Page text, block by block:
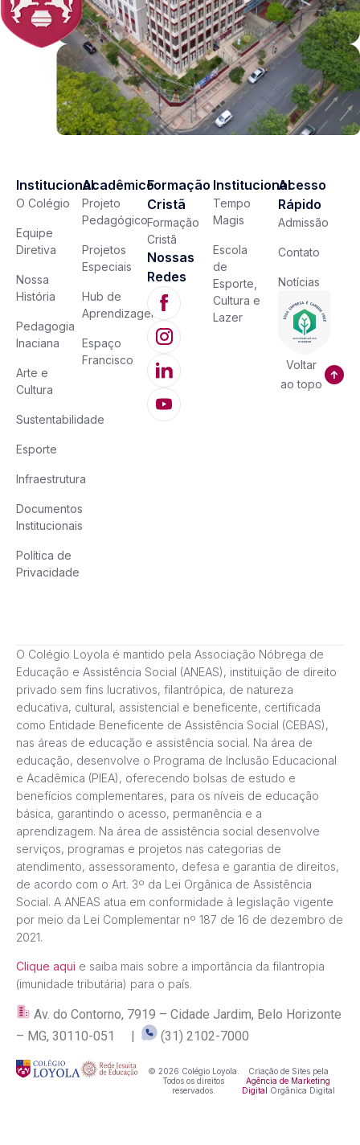
Institucional
O Colégio
Equipe
Diretiva
Nossa
História
Pedagogia
Inaciana
Arte e
Cultura
Sustentabilidade
Esporte
Infraestrutura
Documentos
Institucionais
Política de
Privacidade
Acadêmico
Projeto
Pedagógico
Projetos
Especiais
Hub de
Aprendizagem
Espaço
Francisco
Formação
Cristã
Formação
Cristã
Nossas
Redes
Institucional
Tempo
Magis
Escola
de
Esporte,
Cultura e
Lazer
Acesso
Rápido
Admissão
Contato
Notícias
Voltar
ao topo
O Colégio Loyola é mantido pela Associação Nóbrega de
Educação e Assistência Social (ANEAS), instituição de direito
privado sem fins lucrativos, filantrópica, de natureza
educativa, cultural, assistencial e beneficente, certificada
como Entidade Beneficente de Assistência Social (CEBAS),
nas áreas de educação e assistência social. Na área de
educação, desenvolve o Programa de Inclusão Educacional
e Acadêmica (PIEA), oferecendo bolsas de estudo e
benefícios complementares, para os níveis de educação
básica, garantindo o acesso, permanência e a
aprendizagem. Na área de assistência social desenvolve
serviços, programas e projetos nas categorias de
atendimento, assessoramento, defesa e garantia de direitos,
de acordo com o Art. 3º da Lei Orgânica de Assistência
Social. A ANEAS atua em conformidade à legislação vigente
por meio da Lei Complementar nº 187 de 16 de dezembro de
2021.
Clique aqui e saiba mais sobre a importância da filantropia
(imunidade tributária) para o país.
Av. do Contorno, 7919 – Cidade Jardim, Belo Horizonte
– MG, 30110-051 |
(31) 2102-7000
© 2026 Colégio Loyola.
Todos os direitos
reservados.
Criação de Sites pela
Agência de Marketing
Digital Orgânica Digital